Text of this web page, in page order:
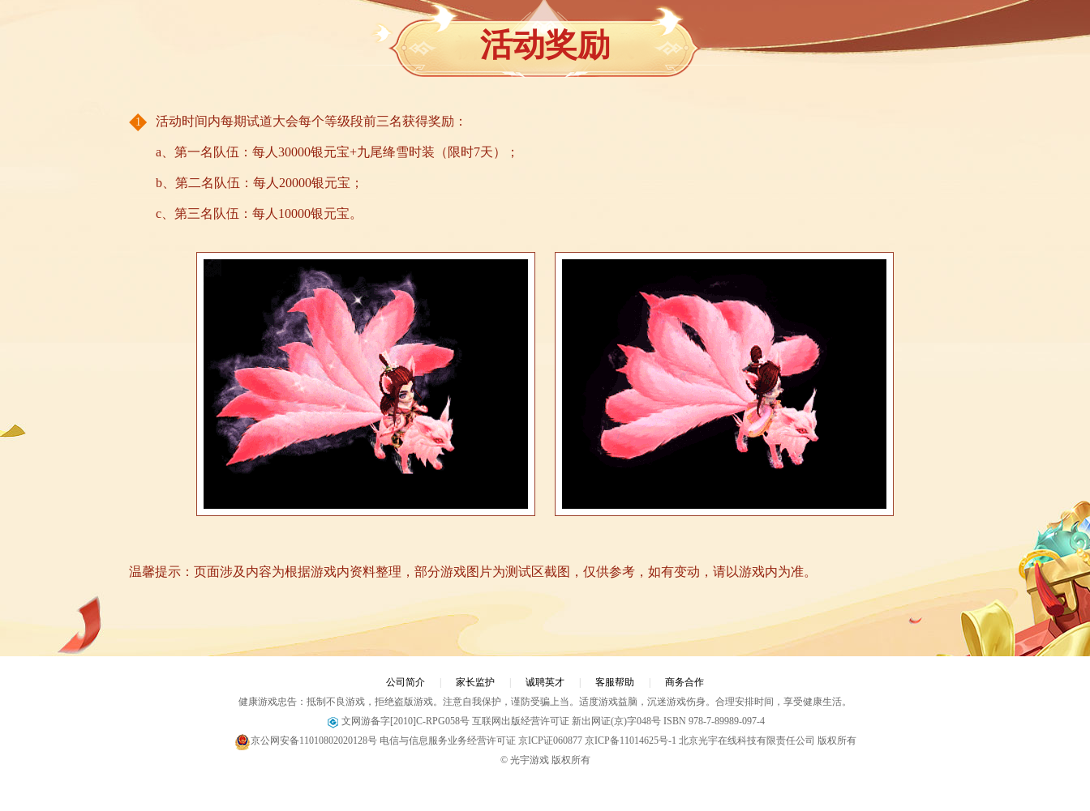
活动奖励
1 活动时间内每期试道大会每个等级段前三名获得奖励：
a、第一名队伍：每人30000银元宝+九尾绛雪时装（限时7天）；
b、第二名队伍：每人20000银元宝；
c、第三名队伍：每人10000银元宝。
温馨提示：页面涉及内容为根据游戏内资料整理，部分游戏图片为测试区截图，仅供参考，如有变动，请以游戏内为准。
公司简介 家长监护 诚聘英才 客服帮助
商务合作
健康游戏忠告：抵制不良游戏，拒绝盗版游戏。注意自我保护，谨防受骗上当。适度游戏益脑，沉迷游戏伤身。合理安排时间，享受健康生活。
文网游备字[2010]C-RPG058号 互联网出版经营许可证 新出网证(京)字048号 ISBN 978-7-89989-097-4
京公网安备11010802020128号电信与信息服务业务经营许可证 京ICP证060877 京ICP备11014625号-1 北京光宇在线科技有限责任公司 版权所有
© 光宇游戏 版权所有